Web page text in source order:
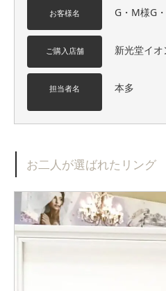
お客様名 G・M様G
ご購入店舗 新光堂イ
担当者名 本多
お二人が選ばれたリング